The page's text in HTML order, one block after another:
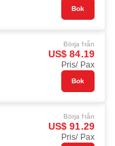
Bok
Börja från
US$ 84.19
Pris/ Pax
Bok
Börja från
US$ 91.29
Pris/ Pax